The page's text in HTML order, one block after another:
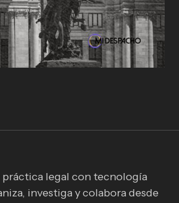
legal con tecnología
investiga y colabora desde